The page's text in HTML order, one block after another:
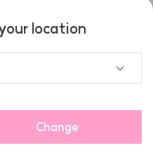
location
Change